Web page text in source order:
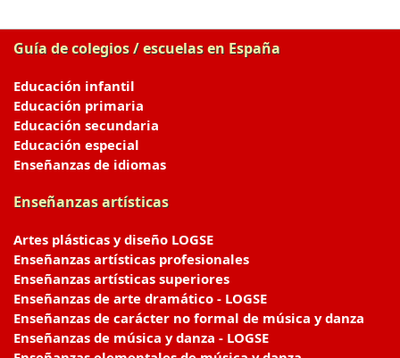
Guía de colegios / escuelas en España
Educación infantil
Educación primaria
Educación secundaria
Educación especial
Enseñanzas de idiomas
Enseñanzas artísticas
Artes plásticas y diseño LOGSE
Enseñanzas artísticas profesionales
Enseñanzas artísticas superiores
Enseñanzas de arte dramático - LOGSE
Enseñanzas de carácter no formal de música y danza
Enseñanzas de música y danza - LOGSE